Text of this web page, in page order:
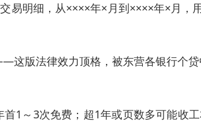
易明细，从××××年×月到××××年×月
这版法律效力顶格，被东营各银行个
1～3次免费；超1年或页数多可能收